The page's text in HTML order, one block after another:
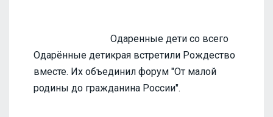
Одарённые дети
Одаренные дети со всего
края встретили Рождество
вместе. Их объединил форум "От малой
родины до гражданина России".